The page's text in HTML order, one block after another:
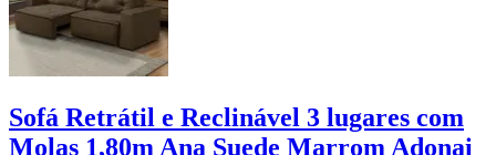
Sofá Retrátil e Reclinável 3 lugares com
Molas 1,80m Ana Suede Marrom Adonai